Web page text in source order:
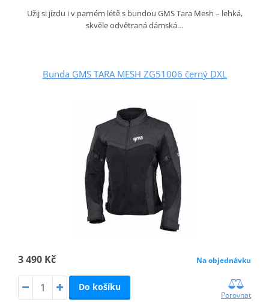
Užij si jízdu i v parném létě s bundou GMS Tara Mesh – lehká,
skvěle odvětraná dámská…
Bunda GMS TARA MESH ZG51006 černý DXL
3 490 Kč Na objednávku
Do košíku
Porovnat